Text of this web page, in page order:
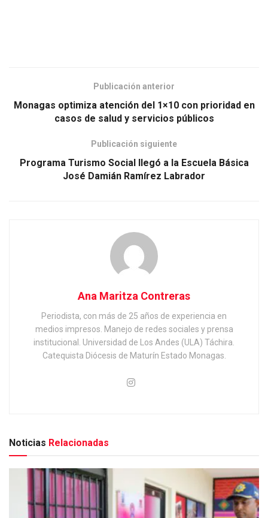
Publicación anterior
Monagas optimiza atención del 1×10 con prioridad en
casos de salud y servicios públicos
Publicación siguiente
Programa Turismo Social llegó a la Escuela Básica
José Damián Ramírez Labrador
Ana Maritza Contreras
Periodista, con más de 25 años de experiencia en
medios impresos. Manejo de redes sociales y prensa
institucional. Universidad de Los Andes (ULA) Táchira.
Catequista Diócesis de Maturín Estado Monagas.
Noticias Relacionadas